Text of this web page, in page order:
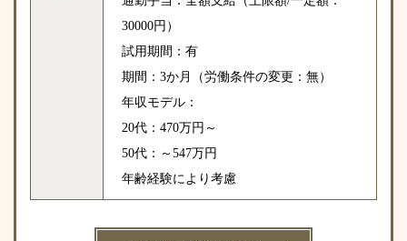
30000円）
試用期間：有
期間：3か月（労働条件の変更：無）
年収モデル：
20代：470万円～
50代：～547万円
年齢経験により考慮